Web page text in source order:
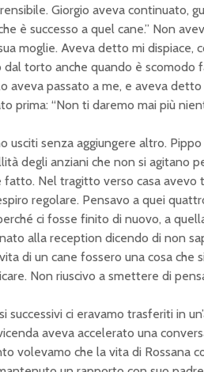
Giorgio aveva continuato,
è successo a quel cane.” Non
moglie. Aveva detto mi dispiace,
dal torto anche quando è scomodo
aveva passato a me, e aveva detto
prima: “Non ti daremo mai più
usciti senza aggiungere altro. Pippo
degli anziani che non si agitano
fatto. Nel tragitto verso casa avevo
regolare. Pensavo a quei
ci fosse finito di nuovo, a
alla reception dicendo di non
di un cane fossero una cosa che
Non riuscivo a smettere di
successivi ci eravamo trasferiti in
aveva accelerato una
volevamo che la vita di Rossana